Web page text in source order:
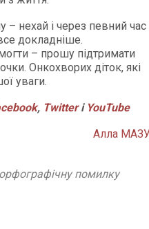
– нехай і через певний час
докладніше.
– прошу підтримати
Онкохворих діток, які
уваги.
, Twitter і YouTube
Алла
помилку